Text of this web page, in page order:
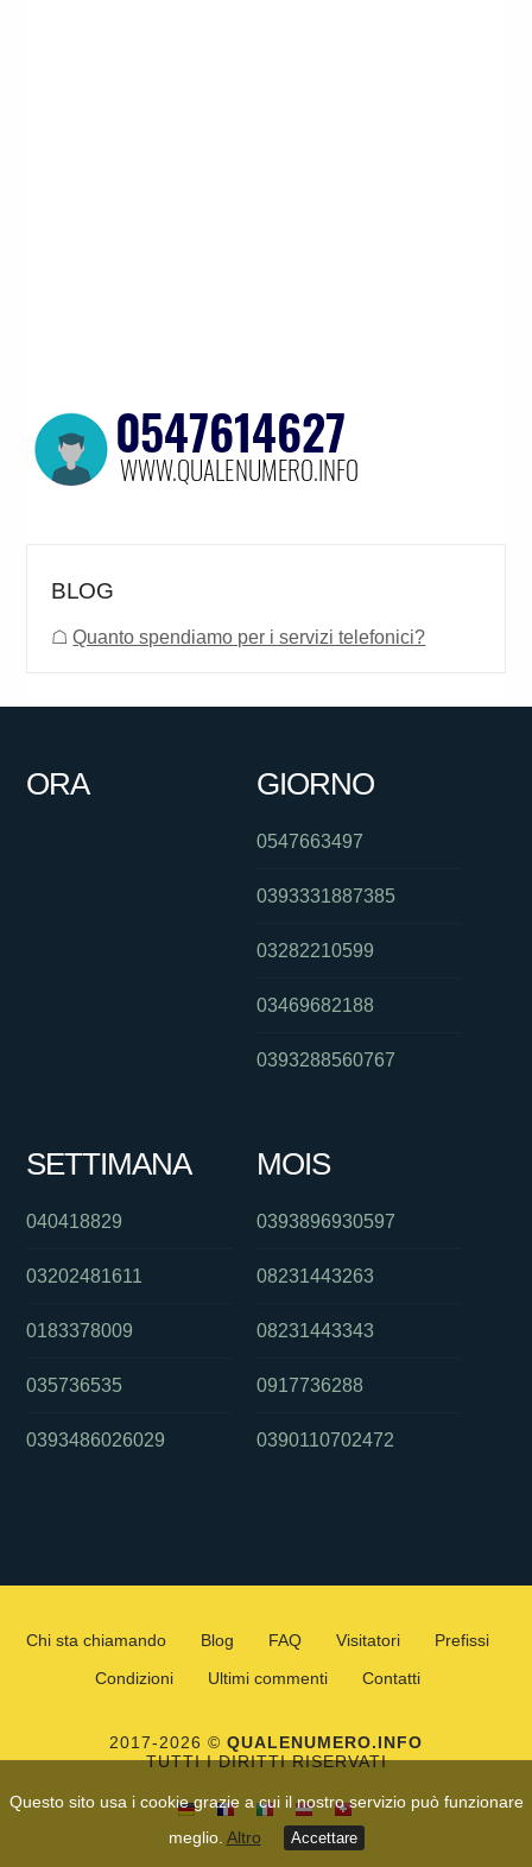
Questo sito usa i cookie grazie a cui il nostro servizio può funzionare
meglio. Altro Accettare
BLOG
☖Quanto spendiamo per i servizi telefonici?
ORA GIORNO
0547663497
0393331887385
03282210599
03469682188
0393288560767
SETTIMANA
040418829
03202481611
0183378009
035736535
0393486026029
MOIS
0393896930597
08231443263
08231443343
0917736288
0390110702472
Chi sta chiamando Blog FAQ Visitatori
Prefissi
Condizioni
Ultimi commenti Contatti
2017-2026 © QUALENUMERO.INFO
TUTTI I DIRITTI RISERVATI